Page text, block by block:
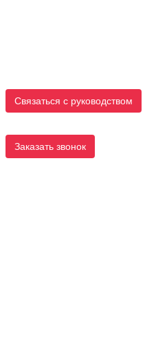
Связаться с руководством
Заказать звонок